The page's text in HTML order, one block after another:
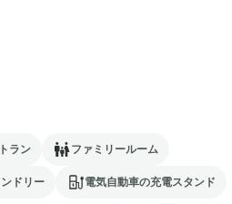
ラン ファミリールーム
ドリー 電気自動車の充電スタンド